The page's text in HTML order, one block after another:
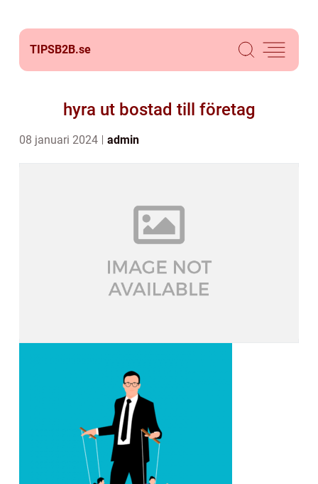
TIPSB2B.se
hyra ut bostad till företag
08 januari 2024 admin